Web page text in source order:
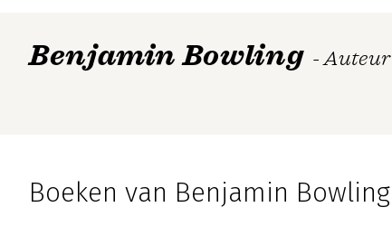
Benjamin Bowling - Auteur
Boeken van Benjamin Bowling